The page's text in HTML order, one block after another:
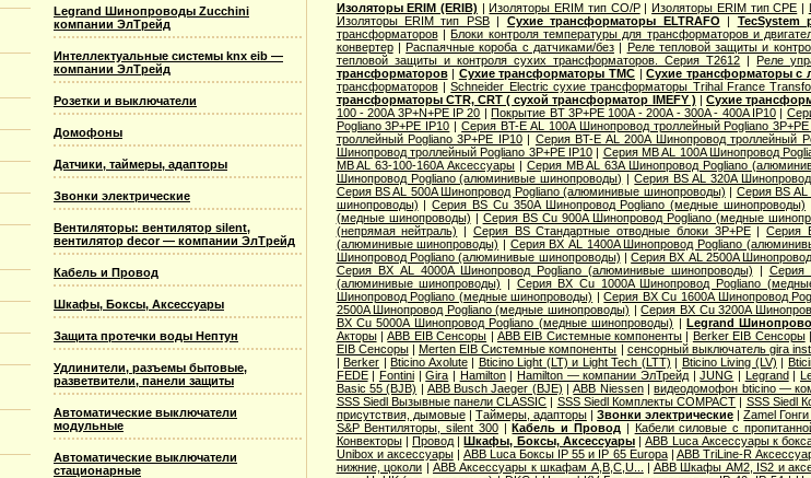
Legrand Шинопроводы Zucchini
компании ЭлТрейд
Интеллектуальные системы knx eib —
компании ЭлТрейд
Розетки и выключатели
Домофоны
Датчики, таймеры, адапторы
Звонки электрические
Вентиляторы: вентилятор silent,
вентилятор decor — компании ЭлТрейд
Кабель и Провод
Шкафы, Боксы, Аксессуары
Защита протечки воды Нептун
Удлинители, разъемы бытовые,
разветвители, панели защиты
Автоматические выключатели
модульные
Автоматические выключатели
стационарные
Изоляторы ERIM (ERIB) |Изоляторы ERIM тип CO/P|Изоляторы ERIM тип CPE |
Изоляторы ERIM тип PSB| Сухие трансформаторы ELTRAFO | TecSystem
трансформаторов|Блоки контроля температуры для трансформаторов и
конвертер|Распаячные короба с датчиками/без| Реле тепловой защиты и
тепловой защиты и контроля сухих трансформаторов. Серия T2612 |Реле
трансформаторов| Сухие трансформаторы TMC |Сухие трансформаторы с
трансформаторов|Schneider Electric cухие трансформаторы Trihal France Transfo
трансформаторы CTR, CRT ( сухой трансформатор IMEFY ) |Сухие
100 - 200A 3P+N+PE IP 20 |Покрытие BT 3P+PE 100A - 200A - 300A - 400A IP10 |
Pogliano 3P+PE IP10 |Серия BT-E AL 100A Шинопровод троллейный Pogliano
троллейный Pogliano 3P+PE IP10| Серия BT-E AL 200A Шинопровод троллейный
Шинопровод троллейный Pogliano 3P+PE IP10| Серия MB AL 100A Шинопровод
MB AL 63-100-160A Аксессуары | Серия MB AL 63A Шинопровод Pogliano
Шинопровод Pogliano (алюминивые шинопроводы) |Серия ВS AL 320A
Серия ВS AL 500A Шинопровод Pogliano (алюминивые шинопроводы) | Серия ВS
шинопроводы) |Серия ВS Cu 350A Шинопровод Pogliano (медные шинопроводы)
(медные шинопроводы) | Серия ВS Cu 900A Шинопровод Pogliano (медные
(непрямая нейтраль)
| Серия ВS Стандартные отводные блоки 3P+PE|Серия
(алюминивые шинопроводы) | Серия ВХ AL 1400A Шинопровод Pogliano
Шинопровод Pogliano (алюминивые шинопроводы) |Серия ВХ AL 2500A
Серия ВХ AL 4000A Шинопровод Pogliano (алюминивые шинопроводы) | Серия
(алюминивые шинопроводы)
| Серия ВХ Cu 1000A Шинопровод Pogliano
Шинопровод Pogliano (медные шинопроводы) |Серия ВХ Cu 1600A Шинопровод
2500A Шинопровод Pogliano (медные шинопроводы) |Серия ВХ Cu 3200A
ВХ Cu 5000A Шинопровод Pogliano (медные шинопроводы) |Legrand
Акторы|ABB EIB Сенсоры | ABB EIB Системные компоненты | Berker EIB Сенсоры
EIB Сенсоры| Merten EIB Системные компоненты | сенсорный выключатель gira
|Berker |Bticino Axolute| Bticino Light (LT) и Light Tech (LTT) | Bticino Living (LV) |
FEDE| Fontini|Gira | Hamilton| Hamilton — компании ЭлТрейд|JUNG | Legrand|
Basic 55 (BJB) | АВВ Busch Jaeger (BJE) |АВВ Niessen|видеодомофон bticino —
SSS Siedl Вызывные панели CLASSIC | SSS Siedl Комплекты COMPACT | SSS Siedl
присутствия, дымовые| Таймеры, адапторы|Звонки электрические |Zamel
S&P Вентиляторы, silent 300|Кабель и Провод | Кабели силовые с
Конвекторы|Провод |Шкафы, Боксы, Аксессуары|ABB Luca Аксессуары к
Unibox и аксессуары| ABB Luca Боксы IP 55 и IP 65 Europa| ABB TriLine-R
нижние, цоколи | ABB Аксессуары к шкафам A,B,C,U... | ABB Шкафы AM2, IS2 и